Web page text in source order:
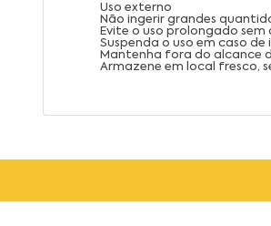
Uso externo
Não ingerir grandes
Evite o uso prolongado
Suspenda o uso em caso
Mantenha fora do alcance
Armazene em local fresco,